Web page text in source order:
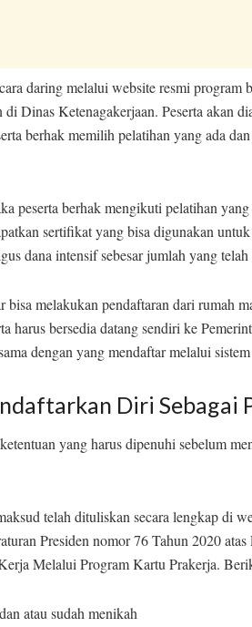
daring melalui website resmi program
Dinas Ketenagakerjaan. Peserta akan
berhak memilih pelatihan yang ada
peserta berhak mengikuti pelatihan
sertifikat yang bisa digunakan
dana intensif sebesar jumlah yang
melakukan pendaftaran dari rumah
harus bersedia datang sendiri ke
dengan yang mendaftar melalui
Diri Sebagai
yang harus dipenuhi sebelum
telah dituliskan secara lengkap di
Presiden nomor 76 Tahun 2020
Melalui Program Kartu Prakerja.
atau sudah menikah